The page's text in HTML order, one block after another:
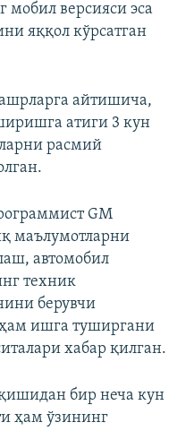
мобил версияси эса
яққол кўрсатган
айтишича,
атиги 3 кун
расмий
GM
маълумотларни
автомобил
техник
берувчи
ишга туширгани
хабар қилган.
бир неча кун
ҳам ўзининг